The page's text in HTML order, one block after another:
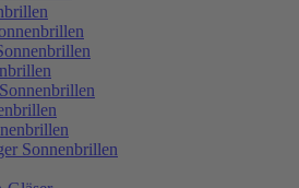
Sonnenbrillen